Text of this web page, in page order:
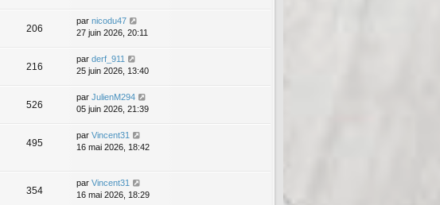
206
par nicodu47
27 juin 2026, 20:11
216
par derf_911
25 juin 2026, 13:40
526
par JulienM294
05 juin 2026, 21:39
495
par Vincent31
16 mai 2026, 18:42
354
par Vincent31
16 mai 2026, 18:29